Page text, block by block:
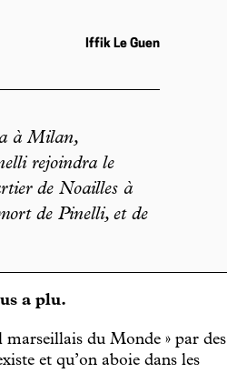
Iffik Le Guen
à Milan,
rejoindra le
de Noailles à
de Pinelli, et de
a plu.
du Monde » par des
et qu’on aboie dans les